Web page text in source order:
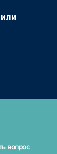
вопрос